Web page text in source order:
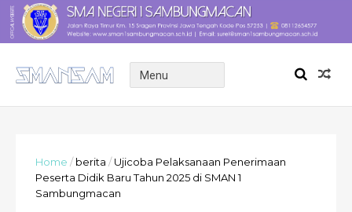
Home / berita / Ujicoba Pelaksanaan Penerimaan
Peserta Didik Baru Tahun 2025 di SMAN 1
Sambungmacan